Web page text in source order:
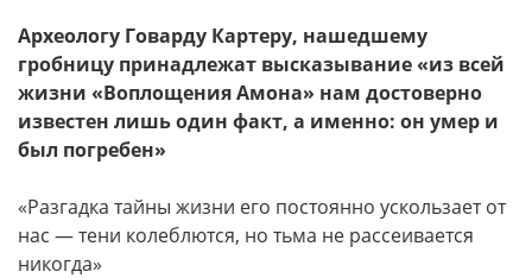
Археологу Говарду Картеру, нашедшему
гробницу принадлежат высказывание «из всей
жизни «Воплощения Амона» нам достоверно
известен лишь один факт, а именно: он умер и
был погребен»
«Разгадка тайны жизни его постоянно ускользает от
нас — тени колеблются, но тьма не рассеивается
никогда»